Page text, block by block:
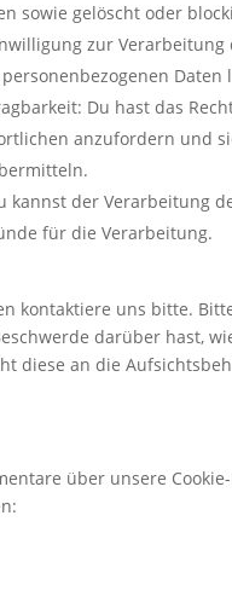
sowie gelöscht oder
zur
Daten
Du hast das
anzufordern und
kannst der Verarbeitung
für die Verarbeitung.
kontaktiere uns bitte.
darüber hast,
diese an die
über unsere